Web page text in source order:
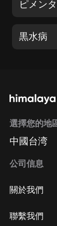
ピメン
黒水病
選擇您的地
中國台湾
公司信息
關於我們
聯繫我們